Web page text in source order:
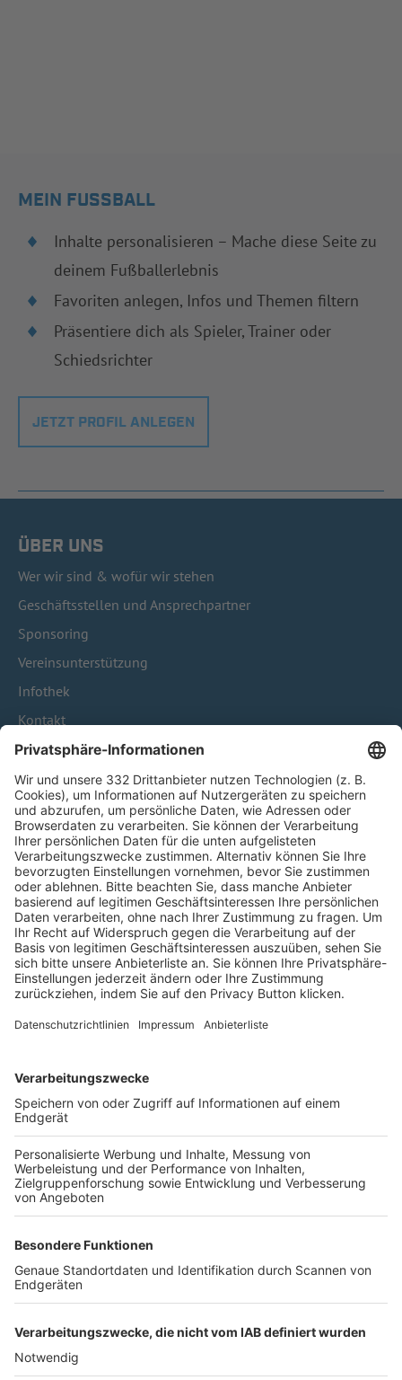
MEIN FUSSBALL
Inhalte personalisieren – Mache diese Seite zu
deinem Fußballerlebnis
Favoriten anlegen, Infos und Themen filtern
Präsentiere dich als Spieler, Trainer oder
Schiedsrichter
JETZT PROFIL ANLEGEN
ÜBER UNS
Wer wir sind & wofür wir stehen
Geschäftsstellen und Ansprechpartner
Sponsoring
Vereinsunterstützung
Infothek
Kontakt
HÄUFIG BESUCHTE SEITEN
Pässe und Vereinswechsel
Trainerausbildung
Schulungsangebot Vereinsmitarbeiter
BFV-Geschäftsstellen
Trainerbörse
Login SpielPlus
FOLGE DEM BFV
TOP-VEREINE
TOP-PARTNER